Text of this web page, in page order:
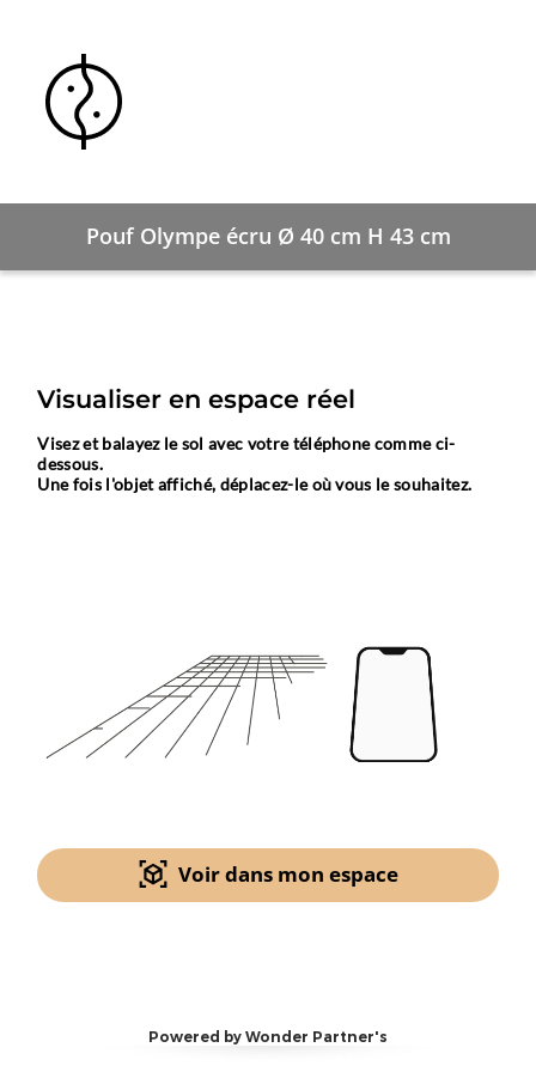
Pouf Olympe écru Ø 40 cm H 43 cm
Visualiser en espace réel
Visez et balayez le sol avec votre téléphone comme ci-
dessous.
Une fois l'objet affiché, déplacez-le où vous le souhaitez.
Voir dans mon espace
Powered by Wonder Partner's